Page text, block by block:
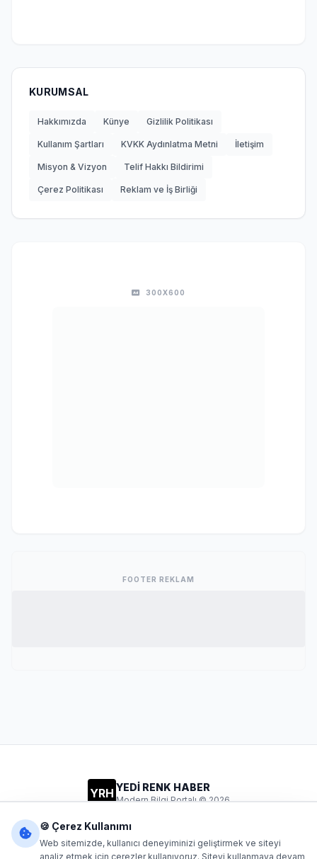
KURUMSAL
Hakkımızda Künye Gizlilik Politikası
Kullanım Şartları KVKK Aydınlatma Metni İletişim
Misyon & Vizyon Telif Hakkı Bildirimi
Çerez Politikası Reklam ve İş Birliği
300X600
FOOTER REKLAM
YRH YEDİ RENK HABER
Modern Bilgi Portalı © 2026
🍪 Çerez Kullanımı
Web sitemizde, kullanıcı deneyiminizi geliştirmek ve siteyi
analiz etmek için çerezler kullanıyoruz. Siteyi kullanmaya devam